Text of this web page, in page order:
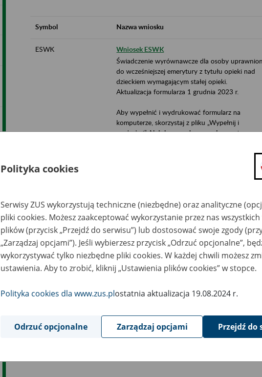
Symbol Nazwa wniosku
ESWK
Wniosek ESWK
Świadczenie wyrównawcze dla osoby
do wcześniejszej emerytury z tytułu opieki nad
dzieckiem wymagającym stałej opieki.
Aktualizacja formularza 1 grudnia 2023 r.
Aby wypełnić i wydrukować formularz na
komputerze, skorzystaj z pliku „Wypełnij i
wydrukuj”.Najpierw zapisz go na komputerze, a
Polityka cookies
Serwisy ZUS wykorzystują techniczne (niezbędne) oraz analityczne
pliki cookies. Możesz zaakceptować wykorzystanie przez nas
plików (przycisk „Przejdź do serwisu”) lub dostosować swoje zgody
„Zarządzaj opcjami”). Jeśli wybierzesz przycisk „Odrzuć opcjonalne”,
wykorzystywać tylko niezbędne pliki cookies. W każdej chwili możesz
ustawienia. Aby to zrobić, kliknij „Ustawienia plików cookies” w stopce.
Polityka cookies dla www.zus.plostatnia aktualizacja 19.08.2024 r.
Odrzuć opcjonalne Zarządzaj opcjami Przejdź do